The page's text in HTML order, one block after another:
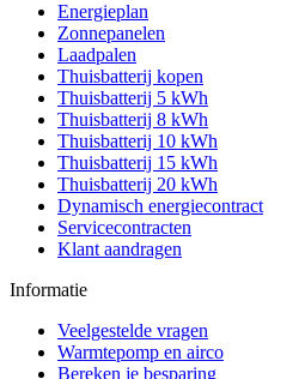
Energieplan
Zonnepanelen
Laadpalen
Thuisbatterij kopen
Thuisbatterij 5 kWh
Thuisbatterij 8 kWh
Thuisbatterij 10 kWh
Thuisbatterij 15 kWh
Thuisbatterij 20 kWh
Dynamisch energiecontract
Servicecontracten
Klant aandragen
Informatie
Veelgestelde vragen
Warmtepomp en airco
Bereken je besparing